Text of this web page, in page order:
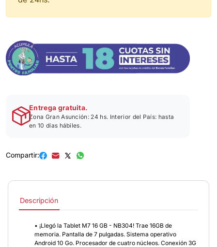
Entrega gratuita.
Zona Gran Asunción: 24 hs. Interior del País: hasta
en 10 días hábiles.
Compartir:
Descripción
• ¡Llegó la Tablet M7 16 GB - NB304! Trae 16GB de
memoria. Pantalla de 7 pulgadas. Sistema operativo
Android 10 Go. Procesador de cuatro núcleos. Conexión 3G